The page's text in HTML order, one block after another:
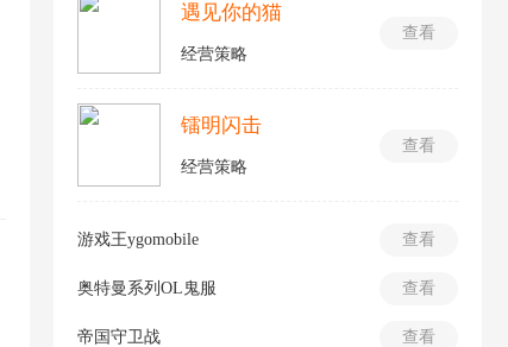
查看
遇见你的猫
经营策略
查看
镭明闪击
经营策略
查看
游戏王ygomobile
查看
奥特曼系列OL鬼服
查看
帝国守卫战